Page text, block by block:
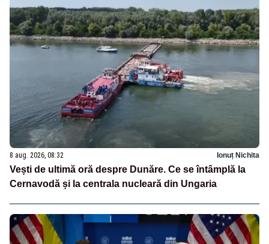
8 aug. 2026, 08:32 Ionuț Nichita
Vești de ultimă oră despre Dunăre. Ce se întâmplă la
Cernavodă și la centrala nucleară din Ungaria